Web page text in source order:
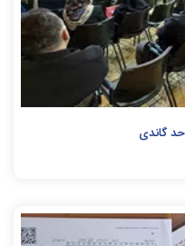
گاندی